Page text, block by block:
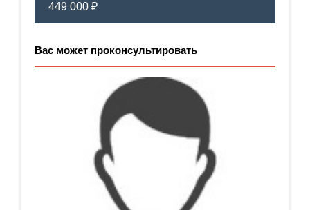
449 000 ₽
Вас может проконсультировать